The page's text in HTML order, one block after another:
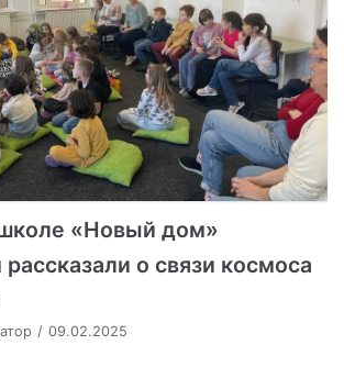
«Новый дом»
о связи космоса
09.02.2025